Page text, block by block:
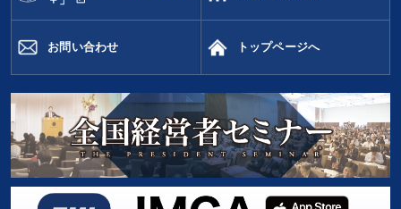
ドラッカー FCビジネス 企業成長 稲盛和夫
通信販売 松下幸之助 大竹愼一
リベラルアーツ スポーツ関係 聞き手・作間信司
コミュニケーション 地方企業の勝ち方 創業者
お問い合わせ トップページへ